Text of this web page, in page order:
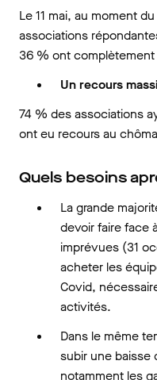
Le 11 mai, au moment
associations
36 % ont
Un recours
74 % des associations
ont eu recours au
Quels besoins
La grande
devoir faire face
imprévues (31
acheter les
Covid,
activités.
Dans le même
subir une baisse
notamment les